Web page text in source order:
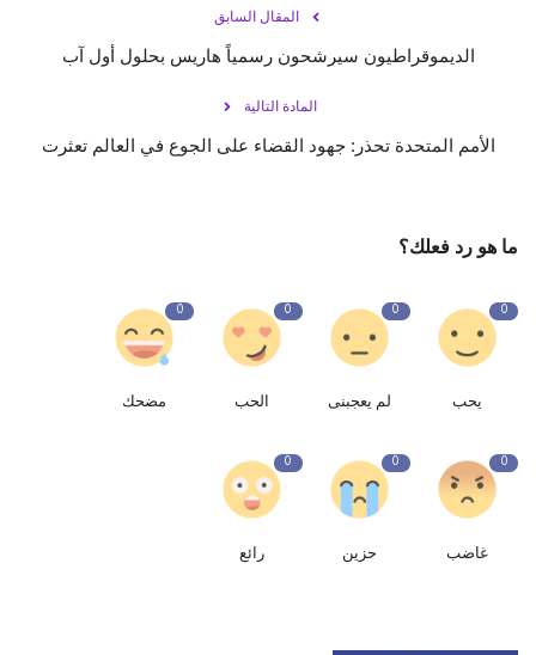
المقال السابق
الديموقراطيون سيرشحون رسمياً هاريس بحلول أول آب
المادة التالية
الأمم المتحدة تحذر: جهود القضاء على الجوع في العالم تعثرت
ما هو رد فعلك؟
0
يحب
0
لم يعجبنى
0
الحب
0
مضحك
0
غاضب
0
حزين
0
رائع